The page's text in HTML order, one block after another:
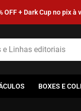
OFF + Dark Cup no pix à
editoriais
BOXES E